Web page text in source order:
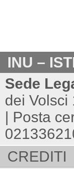
INU –
Sede
dei Volsci
| Posta
CREDITI